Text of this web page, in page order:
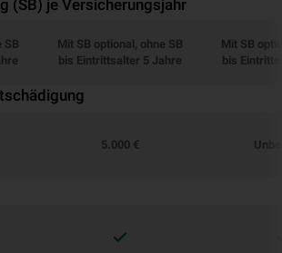
(SB) je Versicherungsjahr
SB
Mit SB optional, ohne SB
bis Eintrittsalter 5 Jahre
Mit SB
bis
5.000 €